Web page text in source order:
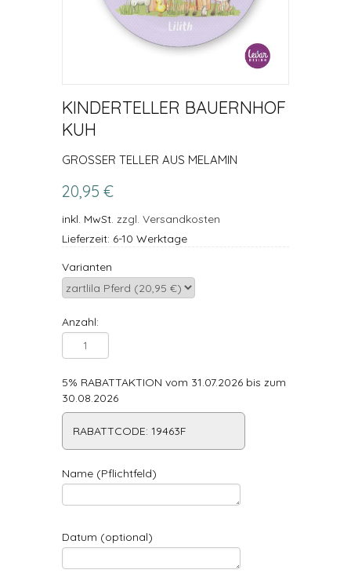
KINDERTELLER BAUERNHOF
KUH
GROSSER TELLER AUS MELAMIN
20,95 €
inkl. MwSt. zzgl. Versandkosten
Lieferzeit: 6-10 Werktage
Varianten
Anzahl:
5% RABATTAKTION vom 31.07.2026 bis zum
30.08.2026
RABATTCODE: 19463F
Name (Pflichtfeld)
Datum (optional)